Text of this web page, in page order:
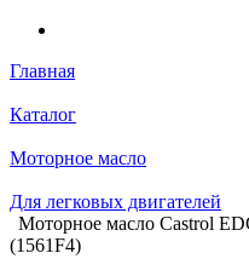
Главная
Каталог
Моторное масло
Для легковых двигателей
Моторное масло Castrol
(1561F4)